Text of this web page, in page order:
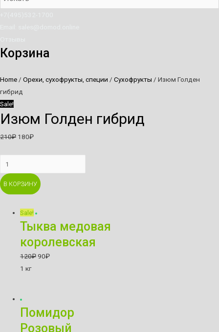
Корзина
Home / Орехи, сухофрукты, специи / Сухофрукты / Изюм Голден
гибрид
Sale!
Изюм Голден гибрид
210₽ 180₽
Голден
гибрид
quantity
В КОРЗИНУ
Sale!
Тыква медовая
королевская
120₽ 90₽
1 кг
Помидор
Розовый